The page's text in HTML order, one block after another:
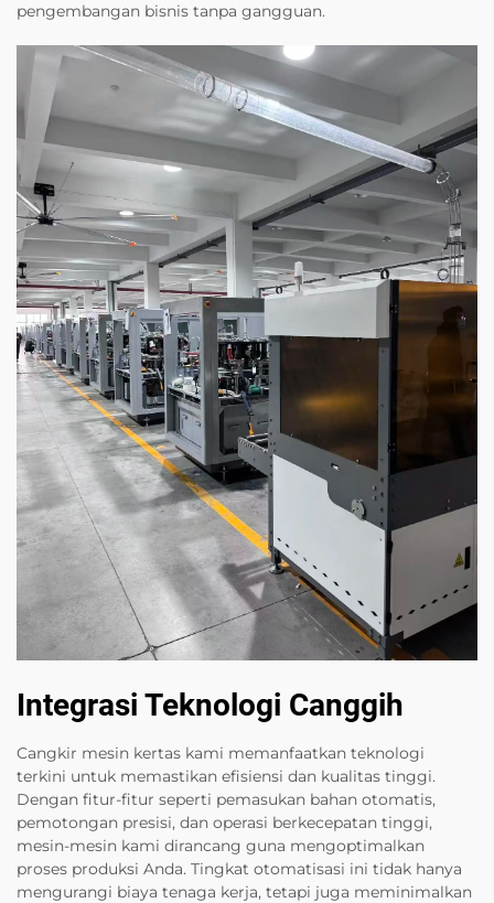
pengembangan bisnis tanpa gangguan.
Integrasi Teknologi Canggih
Cangkir mesin kertas kami memanfaatkan teknologi
terkini untuk memastikan efisiensi dan kualitas tinggi.
Dengan fitur-fitur seperti pemasukan bahan otomatis,
pemotongan presisi, dan operasi berkecepatan tinggi,
mesin-mesin kami dirancang guna mengoptimalkan
proses produksi Anda. Tingkat otomatisasi ini tidak hanya
mengurangi biaya tenaga kerja, tetapi juga meminimalkan